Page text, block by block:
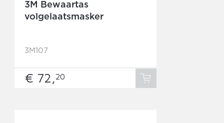
3M Bewaartas
volgelaatsmasker
3M107
€ 72,20